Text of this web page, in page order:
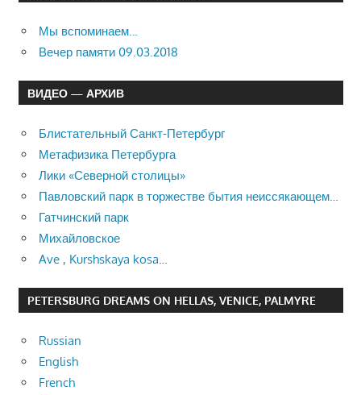
Мы вспоминаем…
Вечер памяти 09.03.2018
ВИДЕО — АРХИВ
Блистательный Санкт-Петербург
Метафизика Петербурга
Лики «Северной столицы»
Павловский парк в торжестве бытия неиссякающем…
Гатчинский парк
Михайловское
Ave , Kurshskaya kosa…
PETERSBURG DREAMS ON HELLAS, VENICE, PALMYRE
Russian
English
French